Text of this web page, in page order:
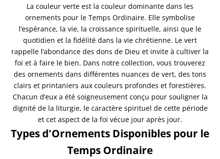
La couleur verte est la couleur dominante dans les
ornements pour le Temps Ordinaire. Elle symbolise
l’espérance, la vie, la croissance spirituelle, ainsi que le
quotidien et la fidélité dans la vie chrétienne. Le vert
rappelle l’abondance des dons de Dieu et invite à cultiver la
foi et à faire le bien. Dans notre collection, vous trouverez
des ornements dans différentes nuances de vert, des tons
clairs et printaniers aux couleurs profondes et forestières.
Chacun d’eux a été soigneusement conçu pour souligner la
dignité de la liturgie, le caractère spirituel de cette période
et cet aspect de la foi vécue jour après jour.
Types d'Ornements Disponibles pour le
Temps Ordinaire